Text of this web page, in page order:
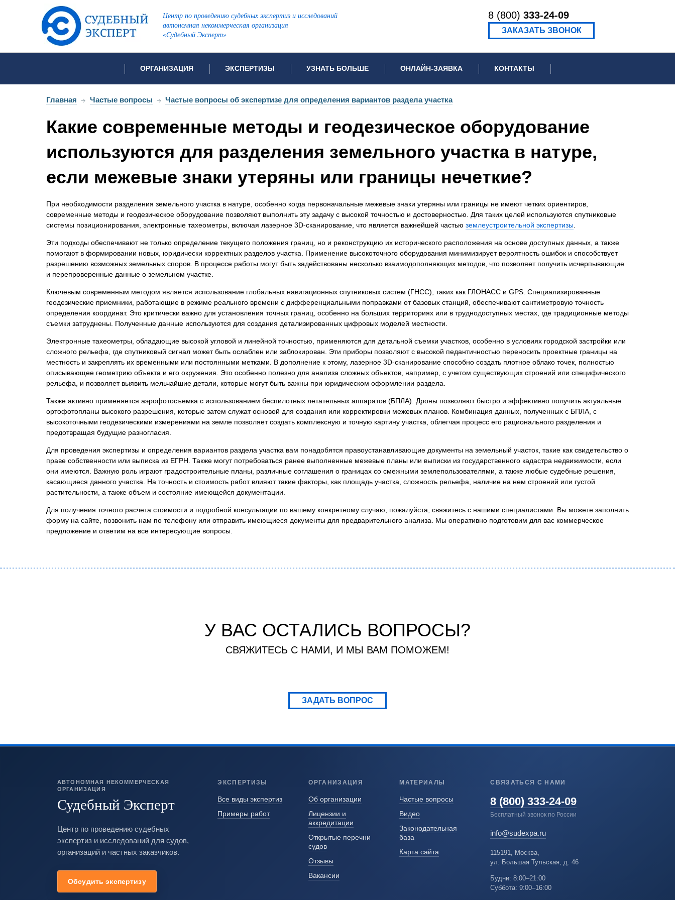
Центр по проведению судебных экспертиз и исследований
автономная некоммерческая организация
«Судебный Эксперт»
8 (800) 333-24-09
ЗАКАЗАТЬ ЗВОНОК
ОРГАНИЗАЦИЯ
Об организации
Открытые перечни судов
Для СМИ
Вакансии
Политика конфиденциальности
ЭКСПЕРТИЗЫ
Список всех видов проводимых экспертиз
Видеотехническая экспертиза
Генетическая экспертиза
Инженерно-техническая экспертиза
Компьютерно-техническая экспертиза
Лингвистическая экспертиза
Медицинская экспертиза
Оценочная экспертиза
Патентоведческая экспертиза
Пожарно-техническая экспертиза
Почерковедческая экспертиза
Психиатрическая экспертиза
Психологическая экспертиза
Рецензия на экспертное заключение
Строительная экспертиза
Фоноскопическая экспертиза
Экономическая экспертиза
УЗНАТЬ БОЛЬШЕ
Примеры выполненных экспертиз
Частые вопросы
ОНЛАЙН-ЗАЯВКА
Заявка на информационное письмо для суда
Заявка на проведение рецензии
КОНТАКТЫ
Главная → Частые вопросы → Частые вопросы об экспертизе для определения вариантов раздела участка
Какие современные методы и геодезическое оборудование
используются для разделения земельного участка в натуре,
если межевые знаки утеряны или границы нечеткие?
При необходимости разделения земельного участка в натуре, особенно когда первоначальные межевые знаки утеряны или границы не имеют четких ориентиров,
современные методы и геодезическое оборудование позволяют выполнить эту задачу с высокой точностью и достоверностью. Для таких целей используются спутниковые
системы позиционирования, электронные тахеометры, включая лазерное 3D-сканирование, что является важнейшей частью землеустроительной экспертизы
Эти подходы обеспечивают не только определение текущего положения границ, но и реконструкцию их исторического расположения на основе доступных данных, а также
помогают в формировании новых, юридически корректных разделов участка. Применение высокоточного оборудования минимизирует вероятность ошибок и способствует
разрешению возможных земельных споров. В процессе работы могут быть задействованы несколько взаимодополняющих методов, что позволяет получить исчерпывающие
и перепроверенные данные о земельном участке.
Ключевым современным методом является использование глобальных навигационных спутниковых систем (ГНСС), таких как ГЛОНАСС и GPS. Специализированные
геодезические приемники, работающие в режиме реального времени с дифференциальными поправками от базовых станций, обеспечивают сантиметровую точность
определения координат. Это критически важно для установления точных границ, особенно на больших территориях или в труднодоступных местах, где традиционные методы
съемки затруднены. Полученные данные используются для создания детализированных цифровых моделей местности.
Электронные тахеометры, обладающие высокой угловой и линейной точностью, применяются для детальной съемки участков, особенно в условиях городской застройки или
сложного рельефа, где спутниковый сигнал может быть ослаблен или заблокирован. Эти приборы позволяют с высокой педантичностью переносить проектные границы на
местность и закреплять их временными или постоянными метками. В дополнение к этому, лазерное 3D-сканирование способно создать плотное облако точек, полностью
описывающее геометрию объекта и его окружения. Это особенно полезно для анализа сложных объектов, например, с учетом существующих строений или специфического
рельефа, и позволяет выявить мельчайшие детали, которые могут быть важны при юридическом оформлении раздела.
Также активно применяется аэрофотосъемка с использованием беспилотных летательных аппаратов (БПЛА). Дроны позволяют быстро и эффективно получить актуальные
ортофотопланы высокого разрешения, которые затем служат основой для создания или корректировки межевых планов. Комбинация данных, полученных с БПЛА, с
высокоточными геодезическими измерениями на земле позволяет создать комплексную и точную картину участка, облегчая процесс его рационального разделения и
предотвращая будущие разногласия.
Для проведения экспертизы и определения вариантов раздела участка вам понадобятся правоустанавливающие документы на земельный участок, такие как свидетельство о
праве собственности или выписка из ЕГРН. Также могут потребоваться ранее выполненные межевые планы или выписки из государственного кадастра недвижимости, если
они имеются. Важную роль играют градостроительные планы, различные соглашения о границах со смежными землепользователями, а также любые судебные решения,
касающиеся данного участка. На точность и стоимость работ влияют такие факторы, как площадь участка, сложность рельефа, наличие на нем строений или густой
растительности, а также объем и состояние имеющейся документации.
Для получения точного расчета стоимости и подробной консультации по вашему конкретному случаю, пожалуйста, свяжитесь с нашими специалистами. Вы можете заполнить
форму на сайте, позвонить нам по телефону или отправить имеющиеся документы для предварительного анализа. Мы оперативно подготовим для вас коммерческое
предложение и ответим на все интересующие вопросы.
У ВАС ОСТАЛИСЬ ВОПРОСЫ?
СВЯЖИТЕСЬ С НАМИ, И МЫ ВАМ ПОМОЖЕМ!
ЗАДАТЬ ВОПРОС
АВТОНОМНАЯ НЕКОММЕРЧЕСКАЯ
ОРГАНИЗАЦИЯ
Судебный Эксперт
Центр по проведению судебных
экспертиз и исследований для судов,
организаций и частных заказчиков.
Обсудить экспертизу
ЭКСПЕРТИЗЫ
Все виды экспертиз
Примеры работ
ОРГАНИЗАЦИЯ
Об организации
Лицензии и
аккредитации
Открытые перечни
судов
Отзывы
Вакансии
МАТЕРИАЛЫ
Частые вопросы
Видео
Законодательная
база
Карта сайта
СВЯЗАТЬСЯ С НАМИ
8 (800) 333-24-09
Бесплатный звонок по России
info@sudexpa.ru
115191, Москва,
ул. Большая Тульская, д. 46
Будни: 8:00–21:00
Суббота: 9:00–16:00